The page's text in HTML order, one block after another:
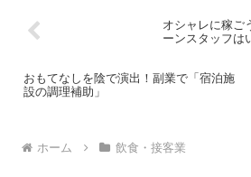
オシャレに稼ご
ーンスタッフは
おもてなしを陰で演出！副業で「宿泊施
設の調理補助」
ホーム 飲食・接客業